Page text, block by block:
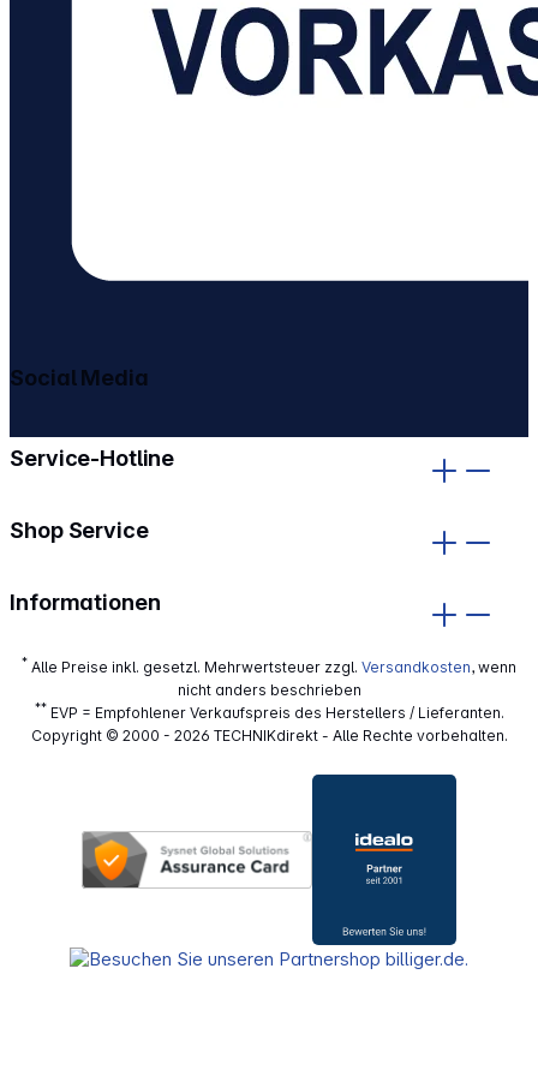
Service-Hotline
Shop Service
Informationen
Social Media
* Alle Preise inkl. gesetzl. Mehrwertsteuer zzgl. Versandkosten, wenn
nicht anders beschrieben
**EVP = Empfohlener Verkaufspreis des Herstellers / Lieferanten.
Copyright © 2000 - 2026 TECHNIKdirekt - Alle Rechte vorbehalten.